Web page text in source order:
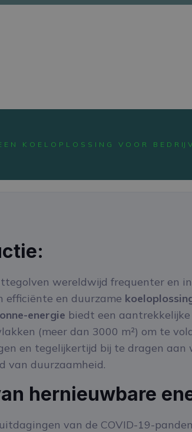
KOELOPLOSSING VOOR
wereldwijd frequenter en
efficiënte en duurzame
energie biedt een
(meer dan 3000 m²) om te
en tegelijkertijd bij te dragen aan
van duurzaamheid.
hernieuwbare
van de COVID-19-